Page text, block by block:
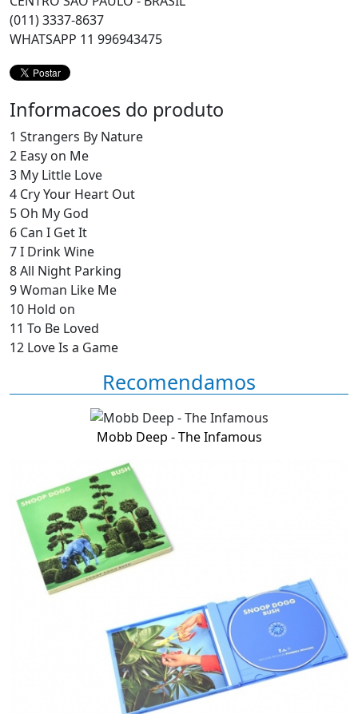
(011) 3337-8637
WHATSAPP 11 996943475
Informacoes do produto
1 Strangers By Nature
2 Easy on Me
3 My Little Love
4 Cry Your Heart Out
5 Oh My God
6 Can I Get It
7 I Drink Wine
8 All Night Parking
9 Woman Like Me
10 Hold on
11 To Be Loved
12 Love Is a Game
Recomendamos
Mobb Deep - The Infamous